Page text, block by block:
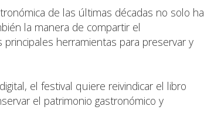
de las últimas décadas no solo ha
la manera de compartir el
herramientas para preservar y
el festival quiere reivindicar el libro
el patrimonio gastronómico y